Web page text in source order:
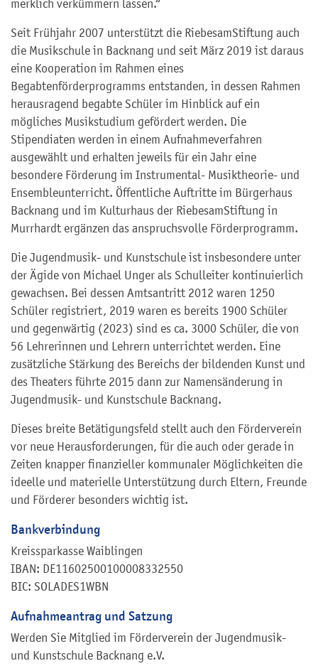
merklich verkümmern lassen.“
Seit Frühjahr 2007 unterstützt die RiebesamStiftung auch
die Musikschule in Backnang und seit März 2019 ist daraus
eine Kooperation im Rahmen eines
Begabtenförderprogramms entstanden, in dessen Rahmen
herausragend begabte Schüler im Hinblick auf ein
mögliches Musikstudium gefördert werden. Die
Stipendiaten werden in einem Aufnahmeverfahren
ausgewählt und erhalten jeweils für ein Jahr eine
besondere Förderung im Instrumental- Musiktheorie- und
Ensembleunterricht. Öffentliche Auftritte im Bürgerhaus
Backnang und im Kulturhaus der RiebesamStiftung in
Murrhardt ergänzen das anspruchsvolle Förderprogramm.
Die Jugendmusik- und Kunstschule ist insbesondere unter
der Ägide von Michael Unger als Schulleiter kontinuierlich
gewachsen. Bei dessen Amtsantritt 2012 waren 1250
Schüler registriert, 2019 waren es bereits 1900 Schüler
und gegenwärtig (2023) sind es ca. 3000 Schüler, die von
56 Lehrerinnen und Lehrern unterrichtet werden. Eine
zusätzliche Stärkung des Bereichs der bildenden Kunst und
des Theaters führte 2015 dann zur Namensänderung in
Jugendmusik- und Kunstschule Backnang.
Dieses breite Betätigungsfeld stellt auch den Förderverein
vor neue Herausforderungen, für die auch oder gerade in
Zeiten knapper finanzieller kommunaler Möglichkeiten die
ideelle und materielle Unterstützung durch Eltern, Freunde
und Förderer besonders wichtig ist.
Bankverbindung
Kreissparkasse Waiblingen
IBAN: DE11602500100008332550
BIC: SOLADES1WBN
Aufnahmeantrag und Satzung
Werden Sie Mitglied im Förderverein der Jugendmusik-
und Kunstschule Backnang e.V.